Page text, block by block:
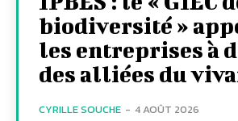
biodiversité »
les entreprises à
des alliées du
CYRILLE SOUCHE - 4 AOÛT 2026